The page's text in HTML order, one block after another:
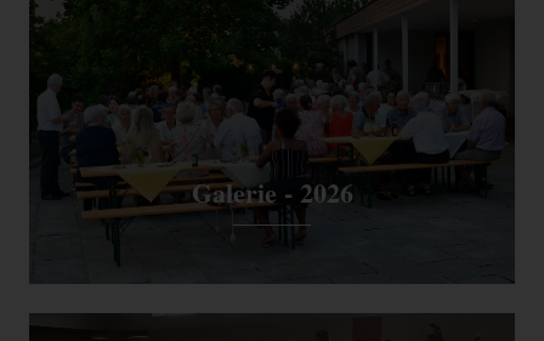
Galerie - 2026
und -informationen
für Google Maps
1P_JAR_Cookie
Google-Cookie für
Optimierung
Monat
Andere
Google
Maps
YouTube
Videos 3 Jahre Andere youtube.com
MARKETING (OPTIONAL)
_ga
Benutzer zu unterscheiden.
2 Jahre HTML Google